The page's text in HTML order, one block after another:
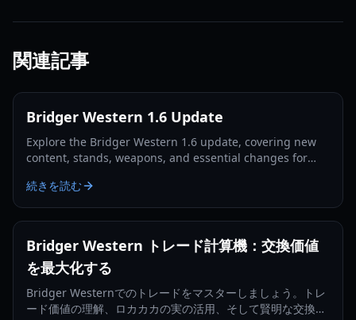
関連記事
Bridger Western 1.6 Update
Explore the Bridger Western 1.6 update, covering new
content, stands, weapons, and essential changes for
続きを読む
Bridger Western トレード計算機：交換価値
を最大化する
Bridger Westernでのトレードをマスターしましょう。トレ
ード価値の理解、ロカカカの実の活用、そして賢明な交換の